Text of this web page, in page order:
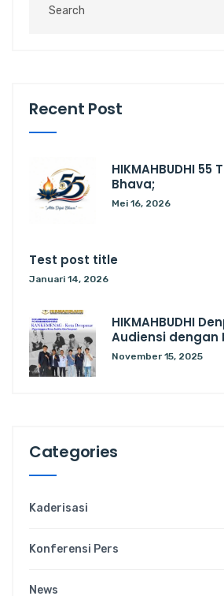
Recent Post
HIKMAHBUDHI
Bhava;
Mei 16, 2026
Test post title
Januari 14, 2026
HIKMAHBUDHI
Audiensi dengan
November 15, 2025
Categories
Kaderisasi
Konferensi Pers
News